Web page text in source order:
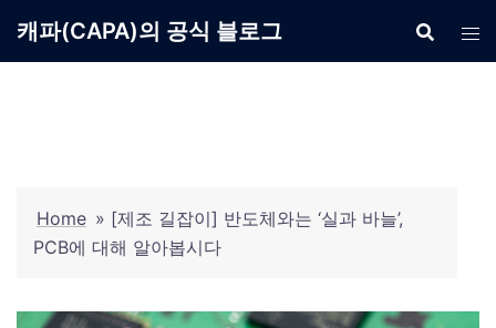
캐파(CAPA)의 공식 블로그
Home » [제조 길잡이] 반도체와는 ‘실과 바늘’,
PCB에 대해 알아봅시다